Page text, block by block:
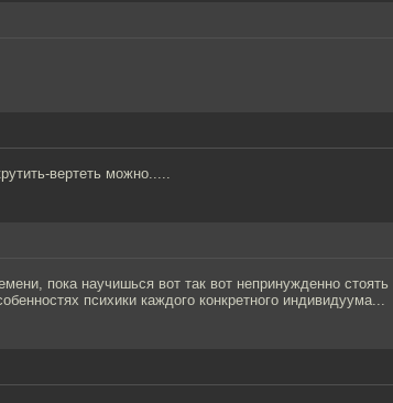
вертеть можно.....
пока научишься вот так вот непринужденно стоять
психики каждого конкретного индивидуума...